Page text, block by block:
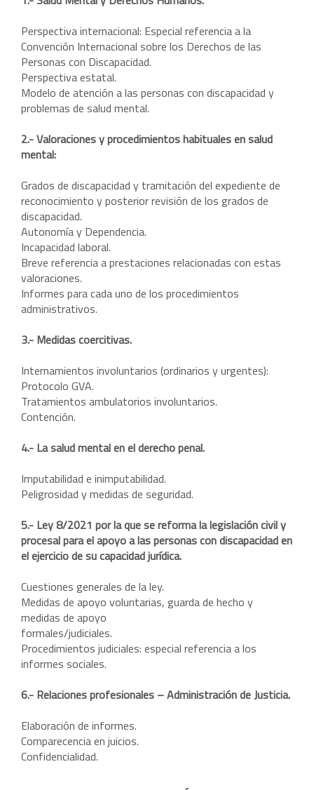
Perspectiva internacional: Especial referencia a la
Convención Internacional sobre los Derechos de las
Personas con Discapacidad.
Perspectiva estatal.
Modelo de atención a las personas con discapacidad y
problemas de salud mental.
2.- Valoraciones y procedimientos habituales en salud
mental:
Grados de discapacidad y tramitación del expediente de
reconocimiento y posterior revisión de los grados de
discapacidad.
Autonomía y Dependencia.
Incapacidad laboral.
Breve referencia a prestaciones relacionadas con estas
valoraciones.
Informes para cada uno de los procedimientos
administrativos.
3.- Medidas coercitivas.
Internamientos involuntarios (ordinarios y urgentes):
Protocolo GVA.
Tratamientos ambulatorios involuntarios.
Contención.
4.- La salud mental en el derecho penal.
Imputabilidad e inimputabilidad.
Peligrosidad y medidas de seguridad.
5.- Ley 8/2021 por la que se reforma la legislación civil y
procesal para el apoyo a las personas con discapacidad en
el ejercicio de su capacidad jurídica.
Cuestiones generales de la ley.
Medidas de apoyo voluntarias, guarda de hecho y
medidas de apoyo
formales/judiciales.
Procedimientos judiciales: especial referencia a los
informes sociales.
6.- Relaciones profesionales – Administración de Justicia.
Elaboración de informes.
Comparecencia en juicios.
Confidencialidad.